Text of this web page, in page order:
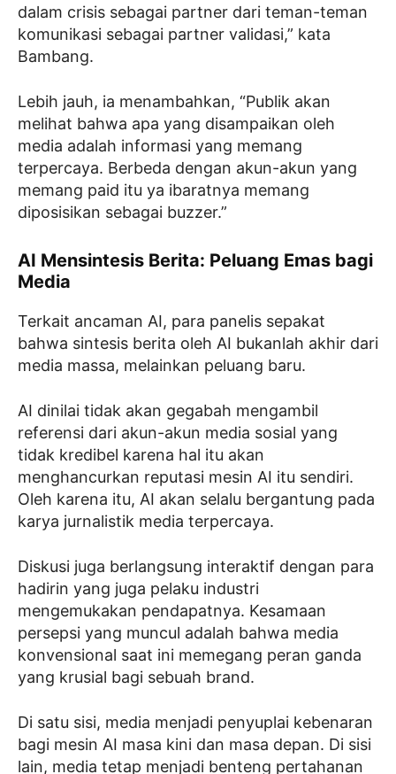
dalam crisis sebagai partner dari teman-teman
komunikasi sebagai partner validasi,” kata
Bambang.
Lebih jauh, ia menambahkan, “Publik akan
melihat bahwa apa yang disampaikan oleh
media adalah informasi yang memang
terpercaya. Berbeda dengan akun-akun yang
memang paid itu ya ibaratnya memang
diposisikan sebagai buzzer.”
AI Mensintesis Berita: Peluang Emas bagi
Media
Terkait ancaman AI, para panelis sepakat
bahwa sintesis berita oleh AI bukanlah akhir dari
media massa, melainkan peluang baru.
AI dinilai tidak akan gegabah mengambil
referensi dari akun-akun media sosial yang
tidak kredibel karena hal itu akan
menghancurkan reputasi mesin AI itu sendiri.
Oleh karena itu, AI akan selalu bergantung pada
karya jurnalistik media terpercaya.
Diskusi juga berlangsung interaktif dengan para
hadirin yang juga pelaku industri
mengemukakan pendapatnya. Kesamaan
persepsi yang muncul adalah bahwa media
konvensional saat ini memegang peran ganda
yang krusial bagi sebuah brand.
Di satu sisi, media menjadi penyuplai kebenaran
bagi mesin AI masa kini dan masa depan. Di sisi
lain, media tetap menjadi benteng pertahanan